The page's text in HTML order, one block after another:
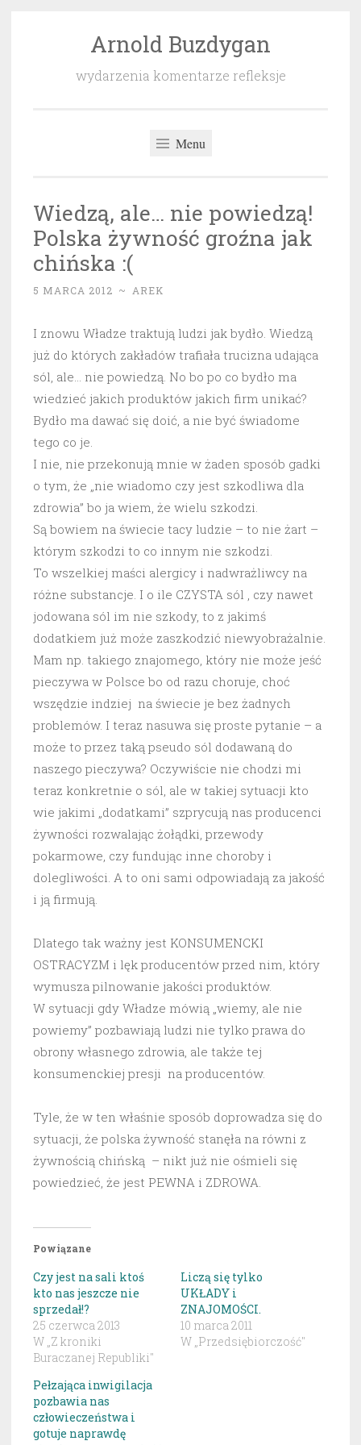
Arnold Buzdygan
wydarzenia komentarze refleksje
Menu
Wiedzą, ale… nie powiedzą!
Polska żywność groźna jak
chińska :(
5 MARCA 2012 ~ AREK
I znowu Władze traktują ludzi jak bydło. Wiedzą
już do których zakładów trafiała trucizna udająca
sól, ale… nie powiedzą. No bo po co bydło ma
wiedzieć jakich produktów jakich firm unikać?
Bydło ma dawać się doić, a nie być świadome
tego co je.
I nie, nie przekonują mnie w żaden sposób gadki
o tym, że „nie wiadomo czy jest szkodliwa dla
zdrowia” bo ja wiem, że wielu szkodzi.
Są bowiem na świecie tacy ludzie – to nie żart –
którym szkodzi to co innym nie szkodzi.
To wszelkiej maści alergicy i nadwrażliwcy na
różne substancje. I o ile CZYSTA sól , czy nawet
jodowana sól im nie szkody, to z jakimś
dodatkiem już może zaszkodzić niewyobrażalnie.
Mam np. takiego znajomego, który nie może jeść
pieczywa w Polsce bo od razu choruje, choć
wszędzie indziej na świecie je bez żadnych
problemów. I teraz nasuwa się proste pytanie – a
może to przez taką pseudo sól dodawaną do
naszego pieczywa? Oczywiście nie chodzi mi
teraz konkretnie o sól, ale w takiej sytuacji kto
wie jakimi „dodatkami” szprycują nas producenci
żywności rozwalając żołądki, przewody
pokarmowe, czy fundując inne choroby i
dolegliwości. A to oni sami odpowiadają za jakość
i ją firmują.
Dlatego tak ważny jest KONSUMENCKI
OSTRACYZM i lęk producentów przed nim, który
wymusza pilnowanie jakości produktów.
W sytuacji gdy Władze mówią „wiemy, ale nie
powiemy” pozbawiają ludzi nie tylko prawa do
obrony własnego zdrowia, ale także tej
konsumenckiej presji na producentów.
Tyle, że w ten właśnie sposób doprowadza się do
sytuacji, że polska żywność stanęła na równi z
żywnością chińską – nikt już nie ośmieli się
powiedzieć, że jest PEWNA i ZDROWA.
Powiązane
Czy jest na sali ktoś
kto nas jeszcze nie
sprzedał!?
25 czerwca 2013
W „Z kroniki
Buraczanej Republiki"
Liczą się tylko
UKŁADY i
ZNAJOMOŚCI.
10 marca 2011
W „Przedsiębiorczość"
Pełzająca inwigilacja
pozbawia nas
człowieczeństwa i
gotuje naprawdę